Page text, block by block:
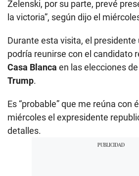
Zelenski, por su parte, prevé
la victoria”, según dijo el
Durante esta visita, el
podría reunirse con el candidato
Casa Blanca en las elecciones
Trump.
Es “probable” que me reúna con
miércoles el expresidente
detalles.